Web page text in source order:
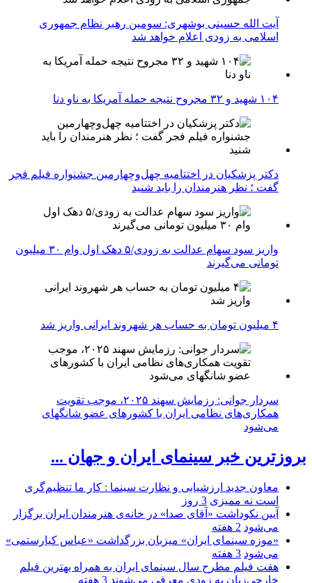
آیت الله حسینی بوشهری: سومین رهبر نظام جمهوری
اسلامی به زودی اعلام خواهد شد
۱۰۴ شهید و ۳۲ مجروح نتیجه حمله آمریکا به ناو دنا
دکتر پزشکیان در اختتامیه چهل‌وچهارمین جشنواره فیلم فجر
گفت ؛ نظر هنرمندان را باید شنید
واریز سود سهام عدالت به زودی/۵ دهک اول وام ۳۰ میلیون
تومانی می‌گیرند
۴ میلیون تومان به حساب هر شهروند ایرانی واریز شد
سردار جوانی: رزمایش سهند ۲۰۲۵، موجب تقویت
همکاری‌های نظامی ایران با کشور‌های عضو شانگهای
می‌شود
بروزترین خبر سینمای ایران و جهان ...
معاون جدید ارزشیابی و نظارت سینما : کار ما تنظیم‌گری
است نه ممیزی 3 روز
آیین نکوداشت «آقای صدا» در خانه‌ی هنرمندان ایران برگزار
می‌شود 2 هفته
«موزه سینمای ایران» میزبان بزرگداشت «عباس کیارستمی»
می‌شود 3 هفته
هفت فیلم مطرح سال سینمای ایران به همراه بهترین فیلم
خارجی‌زبان به زودی معرفی می‌شوند 3 هفته